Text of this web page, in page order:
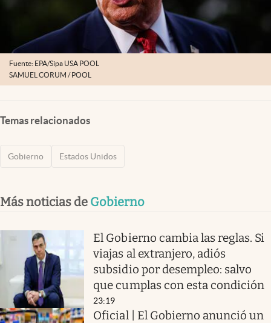
Fuente: EPA/Sipa USA POOL
SAMUEL CORUM / POOL
Temas relacionados
Gobierno Estados Unidos
Más noticias de Gobierno
El Gobierno cambia las reglas. Si
viajas al extranjero, adiós
subsidio por desempleo: salvo
que cumplas con esta condición
23:19
Oficial | El Gobierno anunció un